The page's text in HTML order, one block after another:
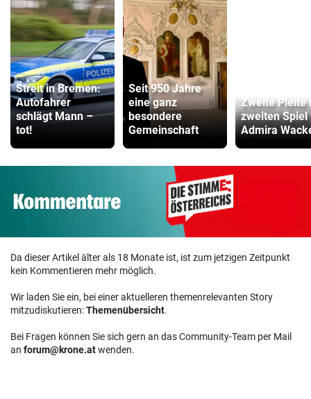
Streit in Bremen:
Autofahrer
schlägt Mann –
tot!
Seit 950 Jahre
eine ganz
besondere
Gemeinschaft
Zweite Pleite
zweiten Spiel
Admira
Da dieser Artikel älter als 18 Monate ist, ist zum jetzigen Zeitpunkt
kein Kommentieren mehr möglich.
Wir laden Sie ein, bei einer aktuelleren themenrelevanten Story
mitzudiskutieren:Themenübersicht.
Bei Fragen können Sie sich gern an das Community-Team per Mail
an forum@krone.atwenden.